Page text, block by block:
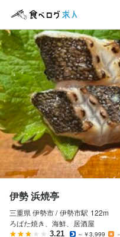
ログイ
食べログ求人TOP
求人検索
マイページ管理
気になる求人
伊勢 浜焼亭
三重県 伊勢市 / 伊勢市駅 122m
ろばた焼き、海鮮、居酒屋
3.21 ～￥3,999 －
アルバイト・パート 伊勢 浜焼亭
ホールスタッフ
ホールスタッフ・サ
時給1,100円〜1,300円
昇給あり 週払いOK
勤務時間
17:00~23:00 （シフト制、週2
終電考慮あり フルタイム歓迎
シフト制